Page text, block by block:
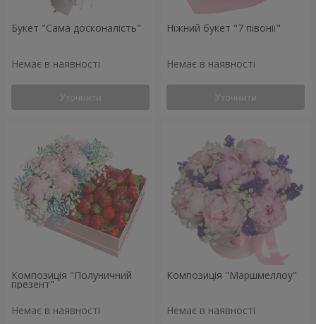
Букет "Сама досконалість"
Немає в наявності
Уточнити
Ніжний букет "7 півонії"
Немає в наявності
Уточнити
Композиція "Полуничний
презент"
Немає в наявності
Композиція "Маршмеллоу"
Немає в наявності